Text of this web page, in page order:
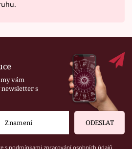
vám
s
ODESLAT
s podmínkami zpracování osobních údajů